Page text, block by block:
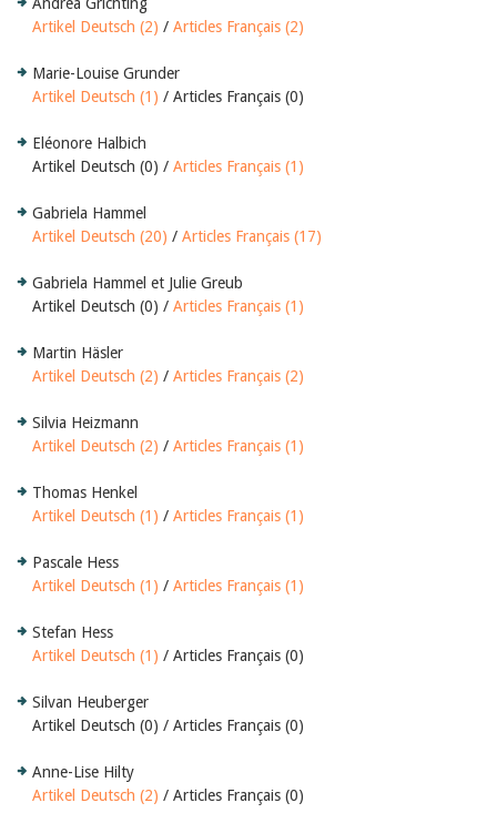
Artikel Deutsch (2) / Articles Français (2)
Marie-Louise Grunder
Artikel Deutsch (1) / Articles Français (0)
Eléonore Halbich
Artikel Deutsch (0) / Articles Français (1)
Gabriela Hammel
Artikel Deutsch (20) / Articles Français (17)
Gabriela Hammel et Julie Greub
Artikel Deutsch (0) / Articles Français (1)
Martin Häsler
Artikel Deutsch (2) / Articles Français (2)
Silvia Heizmann
Artikel Deutsch (2) / Articles Français (1)
Thomas Henkel
Artikel Deutsch (1) / Articles Français (1)
Pascale Hess
Artikel Deutsch (1) / Articles Français (1)
Stefan Hess
Artikel Deutsch (1) / Articles Français (0)
Silvan Heuberger
Artikel Deutsch (0) / Articles Français (0)
Anne-Lise Hilty
Artikel Deutsch (2) / Articles Français (0)